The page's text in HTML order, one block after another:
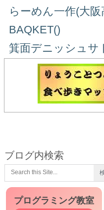
らーめん一作(大阪
BAQKET()
箕面デニッシュサ
ブログ内検索
プログラミング教室